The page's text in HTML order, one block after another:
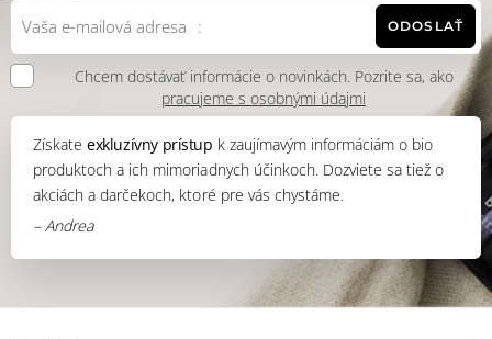
ODOSLAŤ
Chcem dostávať informácie o novinkách. Pozrite sa, ako
pracujeme s osobnými údajmi
Získateexkluzívny prístup k zaujímavým informáciám o bio
produktoch a ich mimoriadnych účinkoch. Dozviete sa tiež o
akciách a darčekoch, ktoré pre vás chystáme.
– Andrea